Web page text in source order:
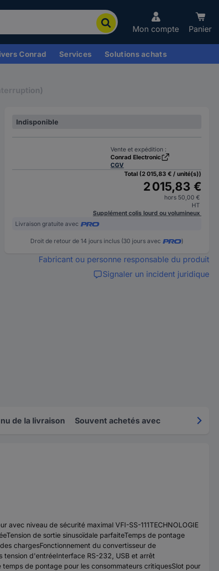
Mon compte Panier
Conrad Services Solutions achats
Indisponible
Vente et expédition :
Conrad Electronic
CGV
Total (2 015,83 € / unité(s))
2 015,83 €
hors 50,00 €
HT
Supplément colis lourd ou volumineux
Livraison gratuite avec
Droit de retour de 14 jours inclus (30 jours avec )
Fabricant ou personne responsable du produit
Signaler un incident juridique
de la livraison Souvent achetés avec
niveau de sécurité maximal VFI-SS-111TECHNOLOGIE
de sortie sinusoïdale parfaiteTemps de pontage
chargesFonctionnement du convertisseur de
d'entréeInterface RS-232, USB et arrêt
de pontage pour les consommateurs critiquesSlot pour